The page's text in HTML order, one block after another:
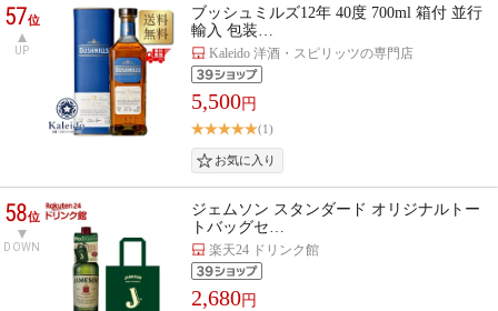
57位
UP
ブッシュミルズ12年 40度 700ml 箱付 並行
輸入 包装…
Kaleido 洋酒・スピリッツの専門店
5,500円
(1)
58位
DOWN
ジェムソン スタンダード オリジナルトー
トバッグセ…
楽天24 ドリンク館
2,680円